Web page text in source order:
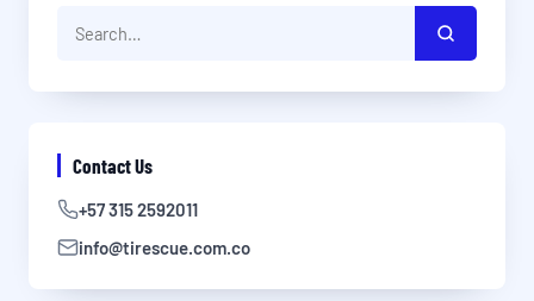
Contact Us
+57 315 2592011
info@tirescue.com.co